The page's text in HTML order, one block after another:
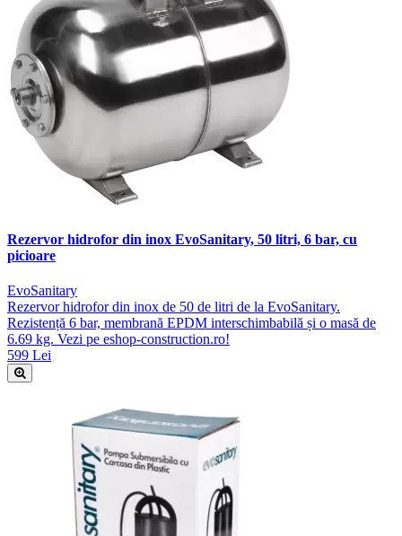
Rezervor hidrofor din inox EvoSanitary, 50 litri, 6 bar, cu
picioare
EvoSanitary
Rezervor hidrofor din inox de 50 de litri de la EvoSanitary.
Rezistență 6 bar, membrană EPDM interschimbabilă și o masă de
6.69 kg. Vezi pe eshop-construction.ro!
599 Lei